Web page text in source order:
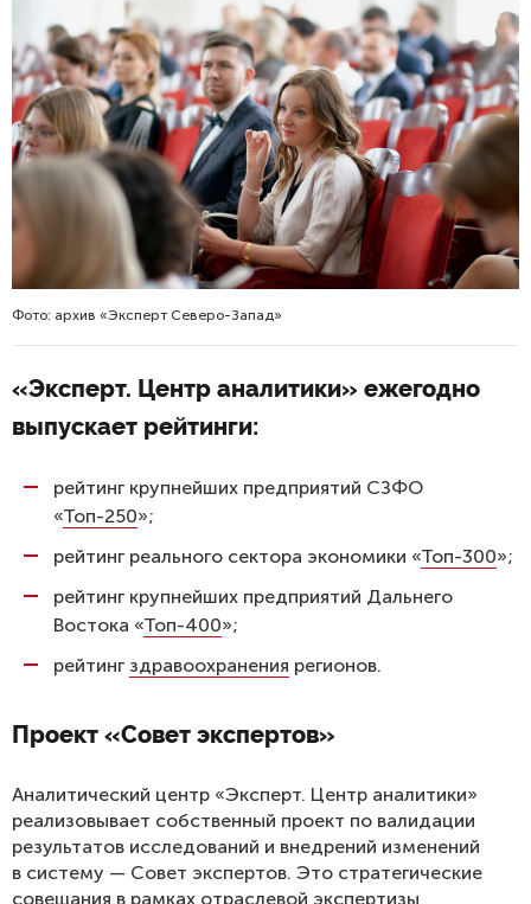
Фото: архив «Эксперт Северо-Запад»
«Эксперт. Центр аналитики» ежегодно
выпускает рейтинги:
рейтинг крупнейших предприятий СЗФО
«Топ-250»;
рейтинг реального сектора экономики «Топ-300»;
рейтинг крупнейших предприятий Дальнего
Востока «Топ-400»;
рейтинг здравоохранения регионов.
Проект «Совет экспертов»
Аналитический центр «Эксперт. Центр аналитики»
реализовывает собственный проект по валидации
результатов исследований и внедрений изменений
в систему — Совет экспертов. Это стратегические
совещания в рамках отраслевой экспертизы